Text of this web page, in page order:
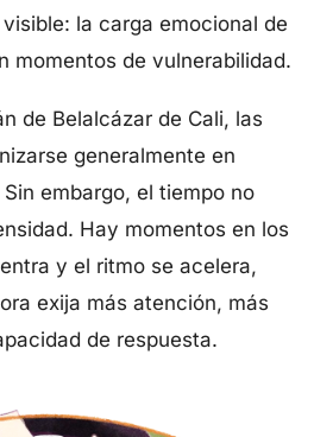
la carga emocional de
momentos de vulnerabilidad.
de Belalcázar de Cali, las
generalmente en
embargo, el tiempo no
Hay momentos en los
y el ritmo se acelera,
exija más atención, más
de respuesta.